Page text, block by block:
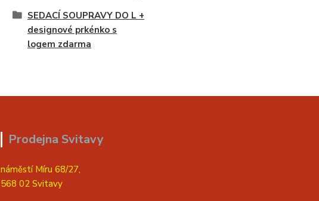
SEDACÍ SOUPRAVY DO L +
designové prkénko s
logem zdarma
Prodejna Svitavy
náměstí Míru 68/27,
568 02 Svitavy